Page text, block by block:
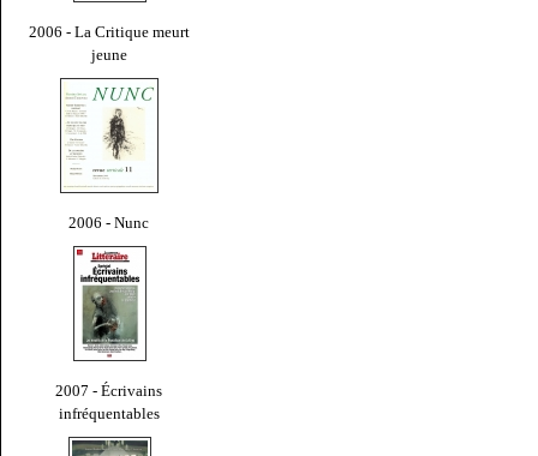
2006 - La Critique meurt
jeune
2006 - Nunc
2007 - Écrivains
infréquentables